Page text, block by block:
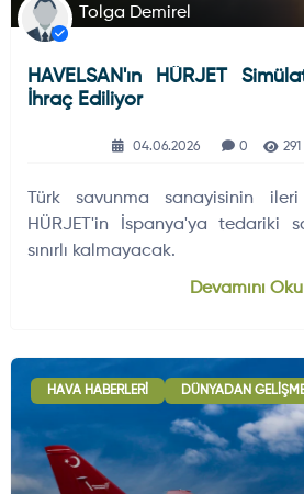
Tolga Demirel
HAVELSAN'ın HÜRJET
İhraç Ediliyor
04.06.2026 0 291
Türk savunma sanayisinin
HÜRJET'in İspanya'ya tedariki
sınırlı kalmayacak.
Devamını Oku
HAVA HABERLERI DÜNYADAN
Füze ve Roketler
Dünyadan Gelişmeler